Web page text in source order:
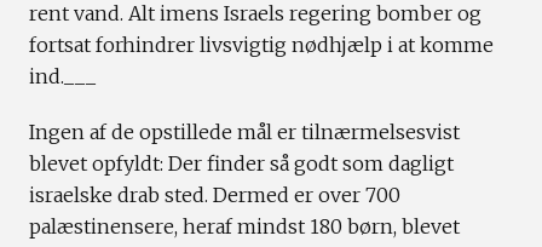
rent vand. Alt imens Israels regering bomber og
fortsat forhindrer livsvigtig nødhjælp i at komme
ind.___
Ingen af de opstillede mål er tilnærmelsesvist
blevet opfyldt: Der finder så godt som dagligt
israelske drab sted. Dermed er over 700
palæstinensere, heraf mindst 180 børn, blevet